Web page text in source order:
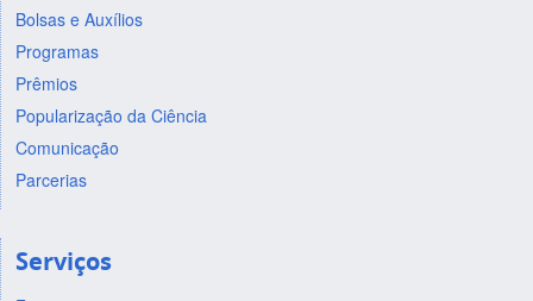
Bolsas e Auxílios
Programas
Prêmios
Popularização da Ciência
Comunicação
Parcerias
Serviços